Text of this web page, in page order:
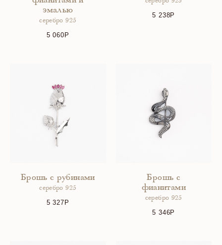
эмалью
серебро 925
5 060
5 238
Брошь с рубинами
серебро 925
5 327
Брошь с
фианитами
серебро 925
5 346